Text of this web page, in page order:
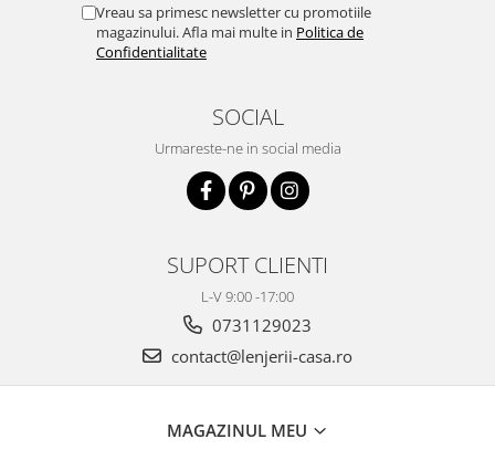
Vreau sa primesc newsletter cu promotiile
magazinului. Afla mai multe in Politica de
Confidentialitate
SOCIAL
Urmareste-ne in social media
SUPORT CLIENTI
L-V 9:00 -17:00
0731129023
contact@lenjerii-casa.ro
MAGAZINUL MEU